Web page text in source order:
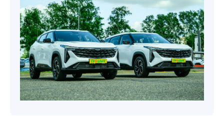
Новости компаний